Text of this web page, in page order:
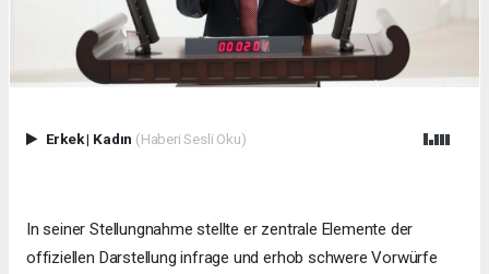
Erkek| Kadın (Haberi Sesli Oku)
In seiner Stellungnahme stellte er zentrale Elemente der
offiziellen Darstellung infrage und erhob schwere Vorwürfe